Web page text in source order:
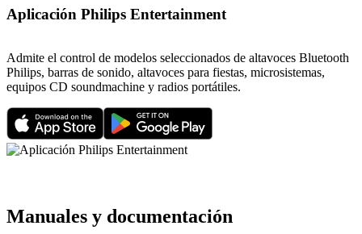
Aplicación Philips Entertainment
Admite el control de modelos seleccionados de altavoces Bluetooth
Philips, barras de sonido, altavoces para fiestas, microsistemas,
equipos CD soundmachine y radios portátiles.
Manuales y documentación